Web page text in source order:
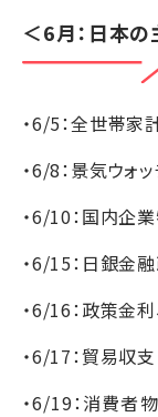
＜6月：日本
・6/5：全世帯家
・6/8：景気ウォ
・6/10：国内企
・6/15：日銀金
・6/16：政策金
・6/17：貿易収支
・6/19：消費者